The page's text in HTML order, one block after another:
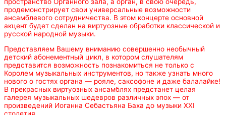
пространство Органного зала, а орган, в свою очередь,
продемонстрирует свои универсальные возможности
ансамблевого сотрудничества. В этом концерте основной
акцент будет сделан на виртуозные обработки классической и
русской народной музыки.
Представляем Вашему вниманию совершенно необычный
детский абонементный цикл, в котором слушателям
представится возможность познакомиться не только с
Королем музыкальных инструментов, но также узнать много
нового о гостях органа — рояле, саксофоне и даже балалайке!
В прекрасных виртуозных ансамблях предстанет целая
галерея музыкальных шедевров различных эпох — от
произведений Иоганна Себастьяна Баха до музыки XXI